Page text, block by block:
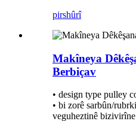
pirshûrî
Makîneya
Berbiçav
• design type pulley
• bi zorê sarbûn/
veguheztinê bizivirîne